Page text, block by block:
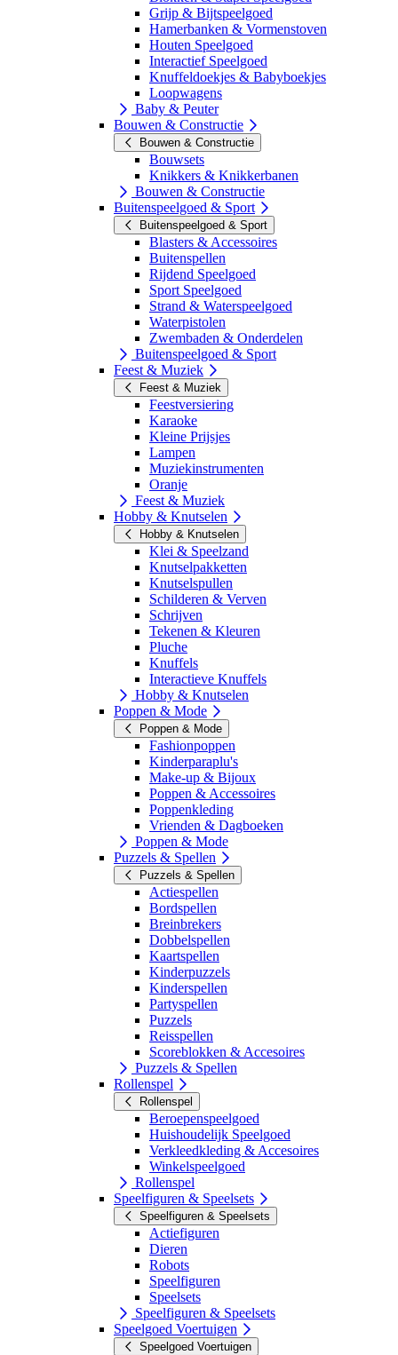
Grijp & Bijtspeelgoed
Hamerbanken & Vormenstoven
Houten Speelgoed
Interactief Speelgoed
Knuffeldoekjes & Babyboekjes
Loopwagens
Baby & Peuter
Bouwen & Constructie
Bouwen & Constructie
Bouwsets
Knikkers & Knikkerbanen
Bouwen & Constructie
Buitenspeelgoed & Sport
Buitenspeelgoed & Sport
Blasters & Accessoires
Buitenspellen
Rijdend Speelgoed
Sport Speelgoed
Strand & Waterspeelgoed
Waterpistolen
Zwembaden & Onderdelen
Buitenspeelgoed & Sport
Feest & Muziek
Feest & Muziek
Feestversiering
Karaoke
Kleine Prijsjes
Lampen
Muziekinstrumenten
Oranje
Feest & Muziek
Hobby & Knutselen
Hobby & Knutselen
Klei & Speelzand
Knutselpakketten
Knutselspullen
Schilderen & Verven
Schrijven
Tekenen & Kleuren
Pluche
Knuffels
Interactieve Knuffels
Hobby & Knutselen
Poppen & Mode
Poppen & Mode
Fashionpoppen
Kinderparaplu's
Make-up & Bijoux
Poppen & Accessoires
Poppenkleding
Vrienden & Dagboeken
Poppen & Mode
Puzzels & Spellen
Puzzels & Spellen
Actiespellen
Bordspellen
Breinbrekers
Dobbelspellen
Kaartspellen
Kinderpuzzels
Kinderspellen
Partyspellen
Puzzels
Reisspellen
Scoreblokken & Accesoires
Puzzels & Spellen
Rollenspel
Rollenspel
Beroepenspeelgoed
Huishoudelijk Speelgoed
Verkleedkleding & Accesoires
Winkelspeelgoed
Rollenspel
Speelfiguren & Speelsets
Speelfiguren & Speelsets
Actiefiguren
Dieren
Robots
Speelfiguren
Speelsets
Speelfiguren & Speelsets
Speelgoed Voertuigen
Speelgoed Voertuigen